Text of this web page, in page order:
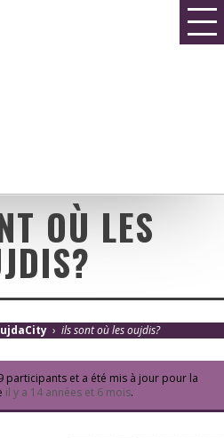
OÙ LES
› ils sont où les oujdis?
participants et a été mis à jour pour la
il y a 14 années et 6 mois.